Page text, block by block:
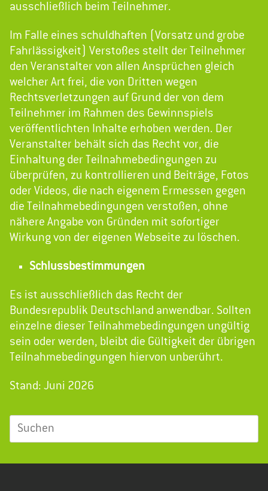
ausschließlich beim Teilnehmer.
Im Falle eines schuldhaften (Vorsatz und grobe
Fahrlässigkeit) Verstoßes stellt der Teilnehmer
den Veranstalter von allen Ansprüchen gleich
welcher Art frei, die von Dritten wegen
Rechtsverletzungen auf Grund der von dem
Teilnehmer im Rahmen des Gewinnspiels
veröffentlichten Inhalte erhoben werden. Der
Veranstalter behält sich das Recht vor, die
Einhaltung der Teilnahmebedingungen zu
überprüfen, zu kontrollieren und Beiträge, Fotos
oder Videos, die nach eigenem Ermessen gegen
die Teilnahmebedingungen verstoßen, ohne
nähere Angabe von Gründen mit sofortiger
Wirkung von der eigenen Webseite zu löschen.
Schlussbestimmungen
Es ist ausschließlich das Recht der
Bundesrepublik Deutschland anwendbar. Sollten
einzelne dieser Teilnahmebedingungen ungültig
sein oder werden, bleibt die Gültigkeit der übrigen
Teilnahmebedingungen hiervon unberührt.
Stand: Juni 2026
Suchen